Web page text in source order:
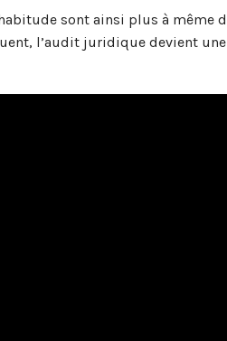
sont ainsi plus à même
l’audit juridique devient